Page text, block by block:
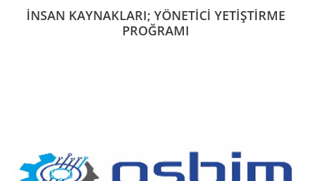
İNSAN KAYNAKLARI; YÖNETİCİ YETİŞTİRME
PROĞRAMI